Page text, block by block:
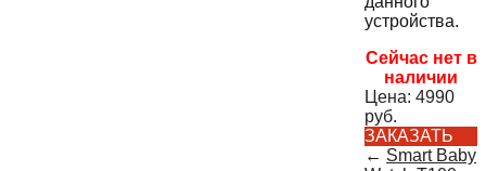
устройства.
Сейчас нет в
наличии
Цена: 4990
руб.
ЗАКАЗАТЬ
← Smart Baby